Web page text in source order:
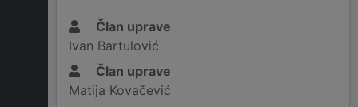
Član uprave
Ivan Bartulović
Član uprave
Matija Kovačević